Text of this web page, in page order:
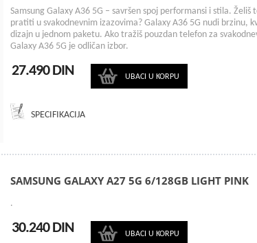
Samsung Galaxy A36 5G – savršen spoj performansi i stila. Želiš
pratiti u svakodnevnim izazovima? Galaxy A36 5G nudi brzinu,
dizajn u jednom paketu. Ako tražiš pouzdan telefon za
Galaxy A36 5G je odličan izbor.
27.490 DIN UBACI U KORPU
SPECIFIKACIJA
SAMSUNG GALAXY A27 5G 6/128GB LIGHT PINK
.
30.240 DIN UBACI U KORPU